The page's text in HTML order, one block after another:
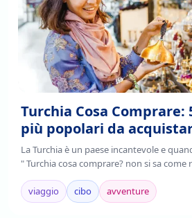
Turchia Cosa Comprare:
più popolari da
La Turchia è un paese incantevole e
" Turchia cosa comprare? non si sa
Turchia è un paese ricco di tante arti e
Continua a leggere per sapere i souvenir
aquistare!
viaggio cibo avventure